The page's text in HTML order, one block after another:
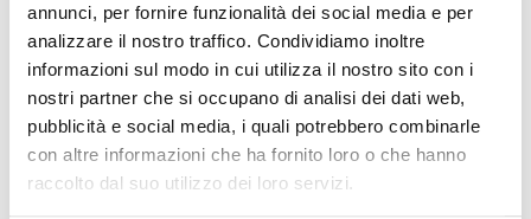
annunci, per fornire funzionalità dei social media e per
analizzare il nostro traffico. Condividiamo inoltre
informazioni sul modo in cui utilizza il nostro sito con i
nostri partner che si occupano di analisi dei dati web,
pubblicità e social media, i quali potrebbero combinarle
con altre informazioni che ha fornito loro o che hanno
raccolto dal suo utilizzo dei loro servizi.
Durante la discesa, il Palombaro
sarà affiancato da due
sommozzatori con attrezzature moderne che lo
accompagneranno per tutta la durata dell’immersione.
Una seconda dimostrazione è prevista nel pomeriggio: la
vestizione si ripeterà alle ore 15:30, seguita da una nuova